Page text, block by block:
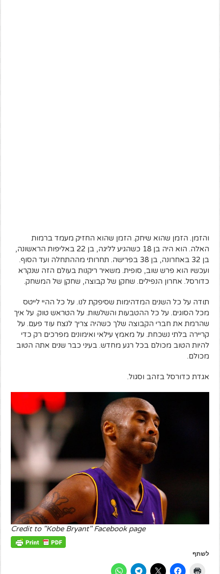
והזמן. הזמן שהוא שיחק. הזמן שהוא החזיק מעמד ברמות
האלה. הוא היה בן 18 כשהגיע לליגה, בן 22 באליפות הראשונה,
בן 32 באחרונה, בן 38 בפרישה. תחרותי מההתחלה ועד הסוף.
ועכשיו הוא פרש שוב, סופית. משאיר ריקנות בעולם הזה שנקרא
כדורסל. אחרון הנפילים. שחקן של קבוצה, שחקן של המשחק.
תודה על כל השנים המדהימות שסיפקת לנו. על כל ההיי לייטס
מכל הסוגים. על כל ההטבעות והשלשות. על הטראש טוק. על איך
שהרמת את חברי הקבוצה שלך כשהיה צריך לנצח עוד פעם. על
קריירה בלתי נשכחת. על מאמץ עילאי ואימונים מפרכים רק כדי
להיות הטוב מכולם בכל רגע מחדש. בעיני כבר שנים אתה הטוב
מכולם.
אגדת כדורסל בזהב וסגול.
Credit to "Kobe Bryant" Facebook page
לשתף